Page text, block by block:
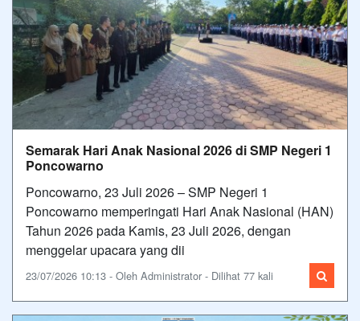
Semarak Hari Anak Nasional 2026 di SMP Negeri 1
Poncowarno
Poncowarno, 23 Juli 2026 – SMP Negeri 1
Poncowarno memperingati Hari Anak Nasional (HAN)
Tahun 2026 pada Kamis, 23 Juli 2026, dengan
menggelar upacara yang dii
23/07/2026 10:13 - Oleh Administrator - Dilihat 77 kali